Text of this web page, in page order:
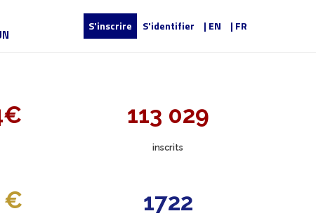
S'inscrire S'identifier | EN | FR
€
113 029
inscrits
1722